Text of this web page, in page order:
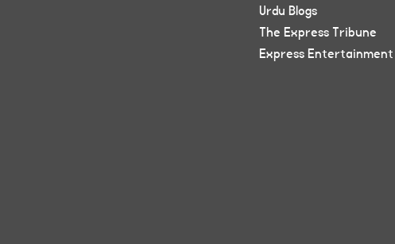
Urdu Blogs
The Express Tribune
Express Entertainment